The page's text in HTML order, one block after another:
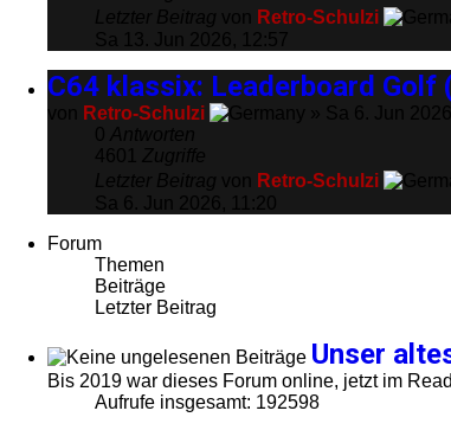
Retro-Schulzi
C64 klassix: Leaderboard Golf
Retro-Schulzi
Retro-Schulzi
Forum
Themen
Beiträge
Letzter Beitrag
Unser
Bis 2019 war dieses Forum online, jetzt im
Aufrufe insgesamt: 192598